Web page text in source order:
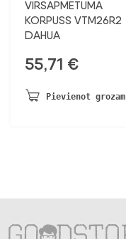
VIRSAPMETUMA
KORPUSS VTM26R2
DAHUA
55,71 €
Pievienot grozam